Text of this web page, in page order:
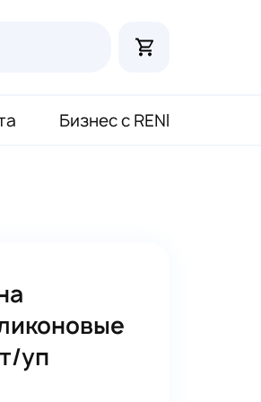
Бизнес с RENI
уп